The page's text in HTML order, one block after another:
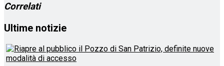
Correlati
Ultime notizie